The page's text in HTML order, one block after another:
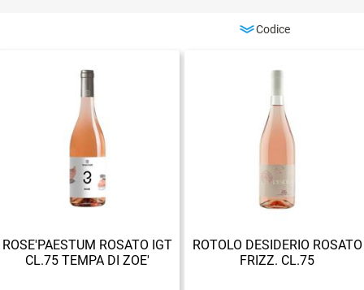
ROSE'PAESTUM ROSATO IGT
CL.75 TEMPA DI ZOE'
ROTOLO DESIDERIO ROSATO
FRIZZ. CL.75